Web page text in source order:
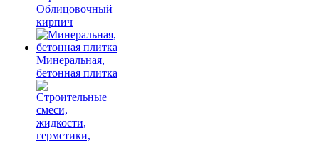
Облицовочный
кирпич
Минеральная,
бетонная плитка